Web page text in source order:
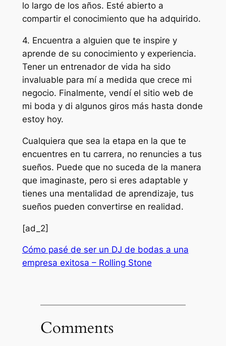
lo largo de los años. Esté abierto a
compartir el conocimiento que ha adquirido.
4. Encuentra a alguien que te inspire y
aprende de su conocimiento y experiencia.
Tener un entrenador de vida ha sido
invaluable para mí a medida que crece mi
negocio. Finalmente, vendí el sitio web de
mi boda y di algunos giros más hasta donde
estoy hoy.
Cualquiera que sea la etapa en la que te
encuentres en tu carrera, no renuncies a tus
sueños. Puede que no suceda de la manera
que imaginaste, pero si eres adaptable y
tienes una mentalidad de aprendizaje, tus
sueños pueden convertirse en realidad.
[ad_2]
Cómo pasé de ser un DJ de bodas a una
empresa exitosa – Rolling Stone
Comments